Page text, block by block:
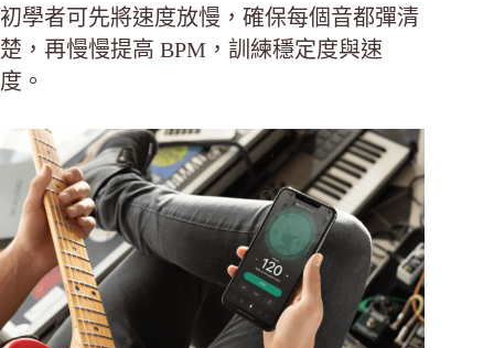
初學者可先將速度放慢，確保每個音都彈清
楚，再慢慢提高 BPM，訓練穩定度與速
度。